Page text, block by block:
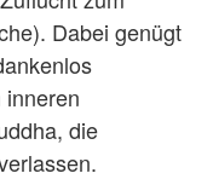
Dabei genügt
die